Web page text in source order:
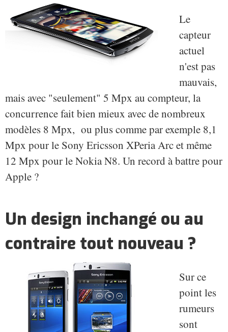
Le
capteur
actuel
n'est pas
mauvais,
mais avec "seulement" 5 Mpx au compteur, la
concurrence fait bien mieux avec de nombreux
modèles 8 Mpx, ou plus comme par exemple 8,1
Mpx pour le Sony Ericsson XPeria Arc et même
12 Mpx pour le Nokia N8. Un record à battre pour
Apple ?
Un design inchangé ou au
contraire tout nouveau ?
Sur ce
point les
rumeurs
sont